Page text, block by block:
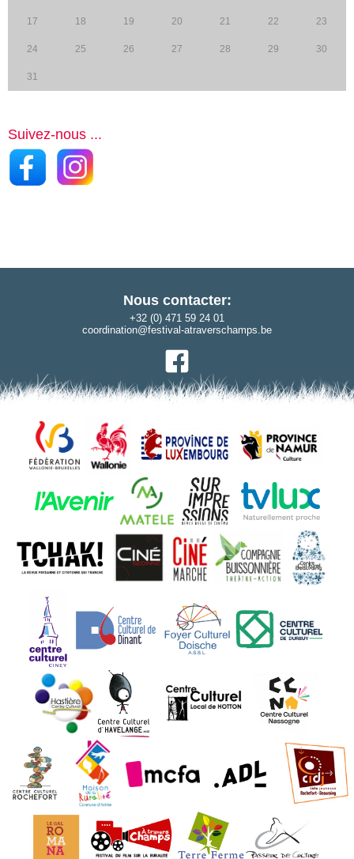
17 18 19 20 21 22 23
24 25 26 27 28 29 30
31
Suivez-nous ...
Nous contacter:
+32 (0) 471 59 24 01
coordination@festival-atraverschamps.be